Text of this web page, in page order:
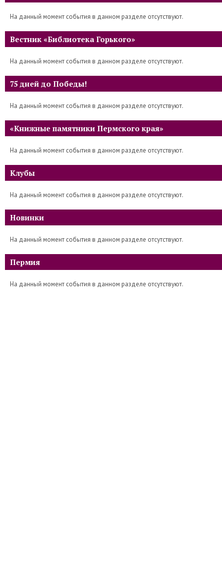
На данный момент события в данном разделе отсутствуют.
Вестник «Библиотека Горького»
На данный момент события в данном разделе отсутствуют.
75 дней до Победы!
На данный момент события в данном разделе отсутствуют.
«Книжные памятники Пермского края»
На данный момент события в данном разделе отсутствуют.
Клубы
На данный момент события в данном разделе отсутствуют.
Новинки
На данный момент события в данном разделе отсутствуют.
Пермия
На данный момент события в данном разделе отсутствуют.